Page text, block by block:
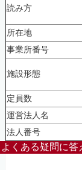
読み方
所在地
事業所番号
施設形態
定員数
運営法人名
法人番号
よくある疑問に答